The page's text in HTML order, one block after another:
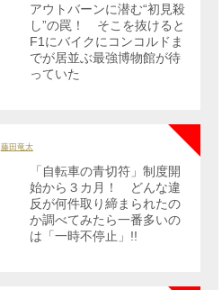
アウトバーンに潜む“初見殺
し”の罠！ そこを抜けると
F1にバイクにコンコルドま
でが居並ぶ最強博物館が待
っていた
藤田竜太
「自転車の青切符」制度開
始から３カ月！ どんな違
反が何件取り締まられたの
か調べてみたら一番多いの
は「一時不停止」!!